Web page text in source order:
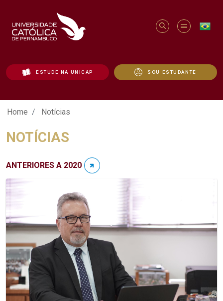
ESTUDE NA UNICAP SOU ESTUDANTE
Notícias - Unicap
Home Notícias
NOTÍCIAS
ANTERIORES A 2020